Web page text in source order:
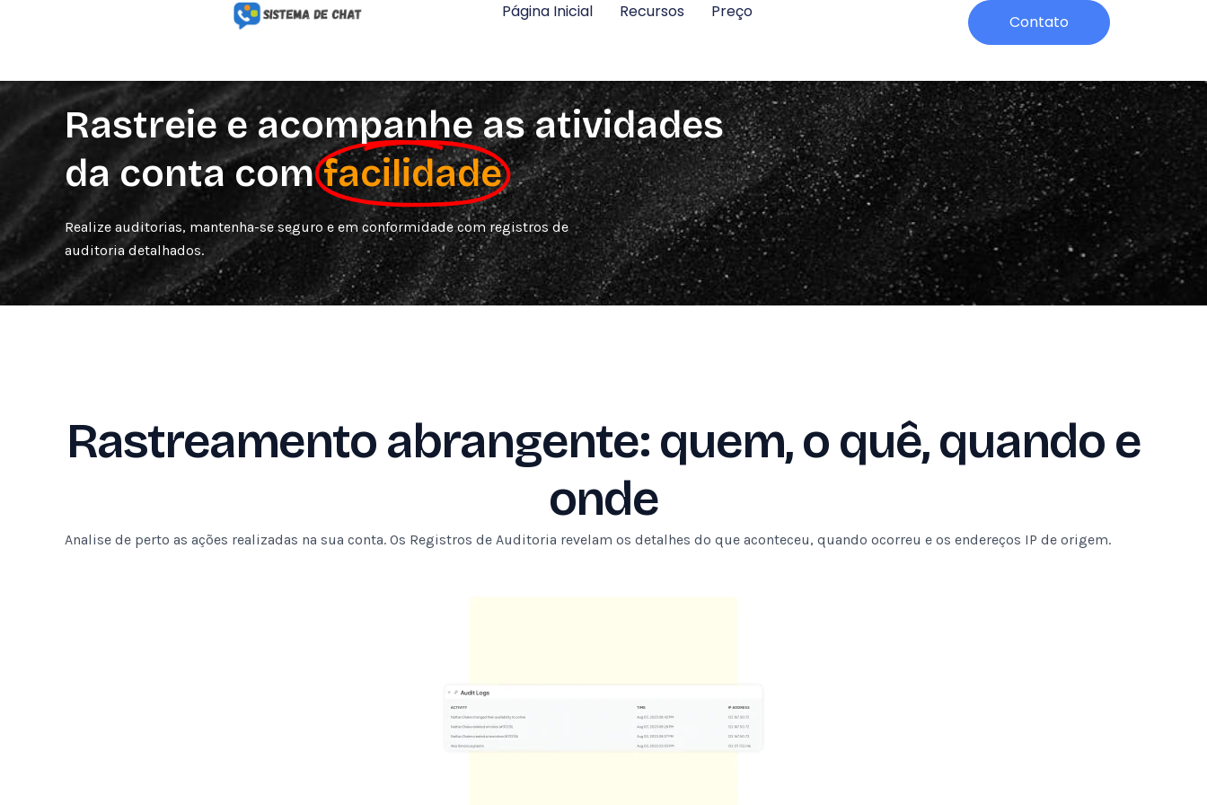
conteúdo
Página Inicial Recursos Preço
Contato
Rastreie e acompanhe as atividades
da conta comfacilidade
Realize auditorias, mantenha-se seguro e em conformidade com registros de
auditoria detalhados.
Rastreamento abrangente: quem, o quê, quando e
onde
Analise de perto as ações realizadas na sua conta. Os Registros de Auditoria revelam os detalhes do que aconteceu, quando ocorreu e os endereços IP de origem.